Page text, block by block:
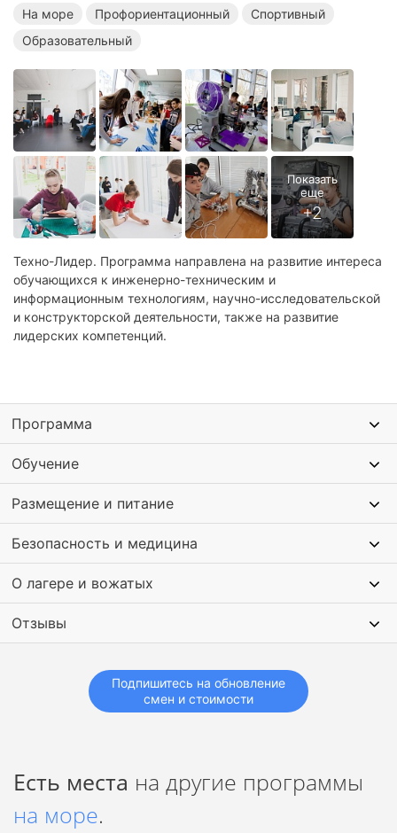
На море Профориентационный
Спортивный
Образовательный
Техно-Лидер. Программа направлена на развитие интереса
обучающихся к инженерно-техническим и
информационным технологиям, научно-исследовательской
и конструкторской деятельности, также на развитие
лидерских компетенций.
Программа
Обучение
Размещение и питание
Безопасность и медицина
О лагере и вожатых
Отзывы
Подпишитесь на обновление
смен и стоимости
Есть места на другие программы
на море.
Спортивные лагеря в Анапе
Лагеря с бассейном в Анапе
Профориентационные лагеря на море
Спортивные лагеря на море
Образовательные лагеря на море
Лагеря с бассейном на море